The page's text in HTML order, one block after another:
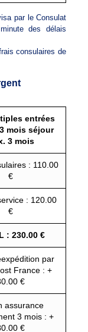
par le Consulat
des délais
consulaires de
entrées
mois séjour
3 mois
: 110.00
€
: 120.00
€
: 230.00 €
par
France : +
€
assurance
3 mois : +
€